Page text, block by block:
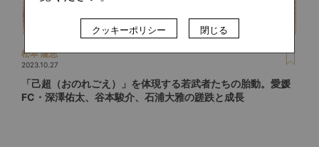
松本 隆志
2023.10.27
「己超（おのれごえ）」を体現する若武者たちの胎動。愛媛
FC・深澤佑太、谷本駿介、石浦大雅の蹉跌と成長
クッキーポリシー 閉じる